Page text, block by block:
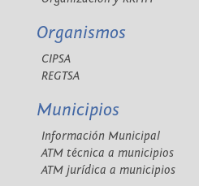
Organismos
CIPSA
REGTSA
Municipios
Información Municipal
ATM técnica a municipios
ATM jurídica a municipios